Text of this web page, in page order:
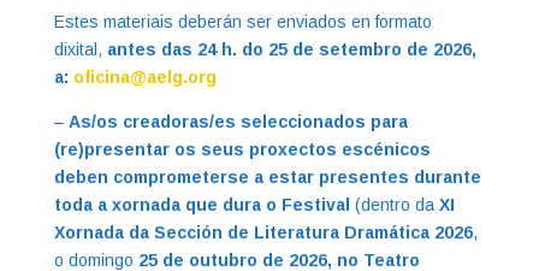
Estes materiais deberán ser enviados en formato
dixital, antes das 24 h. do 25 de setembro de 2026,
a: oficina@aelg.org
– As/os creadoras/es seleccionados para
(re)presentar os seus proxectos escénicos
deben comprometerse a estar presentes durante
toda a xornada que dura o Festival (dentro da XI
Xornada da Sección de Literatura Dramática 2026,
o domingo 25 de outubro de 2026, no Teatro